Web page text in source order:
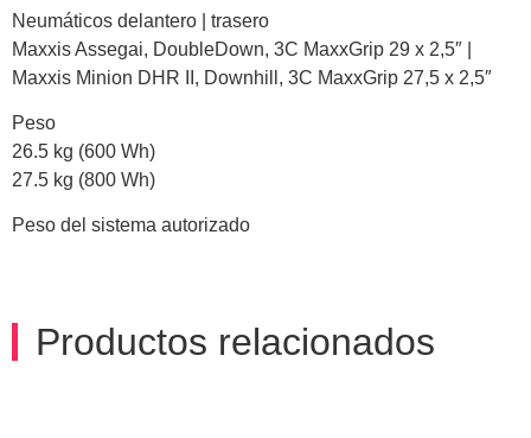
Neumáticos delantero | trasero
Maxxis Assegai, DoubleDown, 3C MaxxGrip 29 x 2,5″ |
Maxxis Minion DHR II, Downhill, 3C MaxxGrip 27,5 x 2,5″
Peso
26.5 kg (600 Wh)
27.5 kg (800 Wh)
Peso del sistema autorizado
Productos relacionados